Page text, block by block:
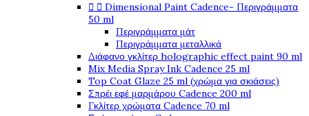
  Dimensional Paint Cadence- Περιγράμματα
50 ml
Περιγράμματα μάτ
Περιγράμματα μεταλλικά
Διάφανο γκλίτερ holographic effect paint 90 ml
Mix Media Spray Ink Cadence 25 ml
Top Coat Glaze 25 ml (χρώμα για σκιάσεις)
Σπρέι εφέ μαρμάρου Cadence 200 ml
Γκλίτερ χρώματα Cadence 70 ml